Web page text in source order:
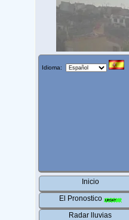
Idioma:
Inicio
El Pronostico
Radar lluvias